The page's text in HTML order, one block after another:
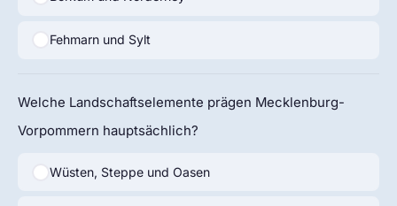
Fehmarn und Sylt
Welche Landschaftselemente prägen Mecklenburg-
Vorpommern hauptsächlich?
Wüsten, Steppe und Oasen